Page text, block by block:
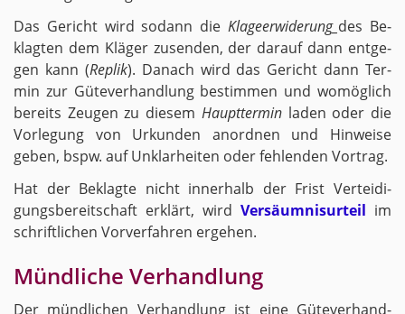
Das Ge­richt wird so­dann dieKla­ge­er­wi­de­run­g_ des Be­
klag­ten dem Klä­ger zu­sen­den, der dar­auf dann ent­ge­
gen kann (Re­plik). Da­nach wird das Ge­richt dann Ter­
min zur Gü­te­ver­hand­lung be­stim­men und wo­mög­lich
be­reits Zeu­gen zu die­sem Haupt­ter­minladen oder die
Vor­le­gung von Ur­kun­den an­ord­nen und Hin­wei­se
geben, bspw. auf Un­klar­hei­ten oder feh­len­den Vor­trag.
Hat der Be­klag­te nicht in­ner­halb der Frist Ver­tei­di­
gungs­be­reit­schaft er­klärt, wird Ver­säum­nis­ur­teil im
schrift­li­chen Vor­ver­fah­ren er­ge­hen.
Münd­li­che Ver­hand­lung
Der münd­li­chen Ver­hand­lung ist eine Gü­te­ver­hand­